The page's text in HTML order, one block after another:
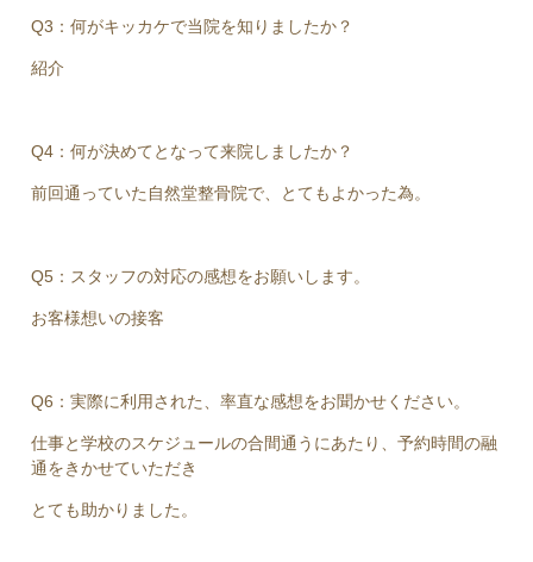
Q3：何がキッカケで当院を知りましたか？
紹介
Q4：何が決めてとなって来院しましたか？
前回通っていた自然堂整骨院で、とてもよかった為。
Q5：スタッフの対応の感想をお願いします。
お客様想いの接客
Q6：実際に利用された、率直な感想をお聞かせください。
仕事と学校のスケジュールの合間通うにあたり、予約時間の融
通をきかせていただき
とても助かりました。